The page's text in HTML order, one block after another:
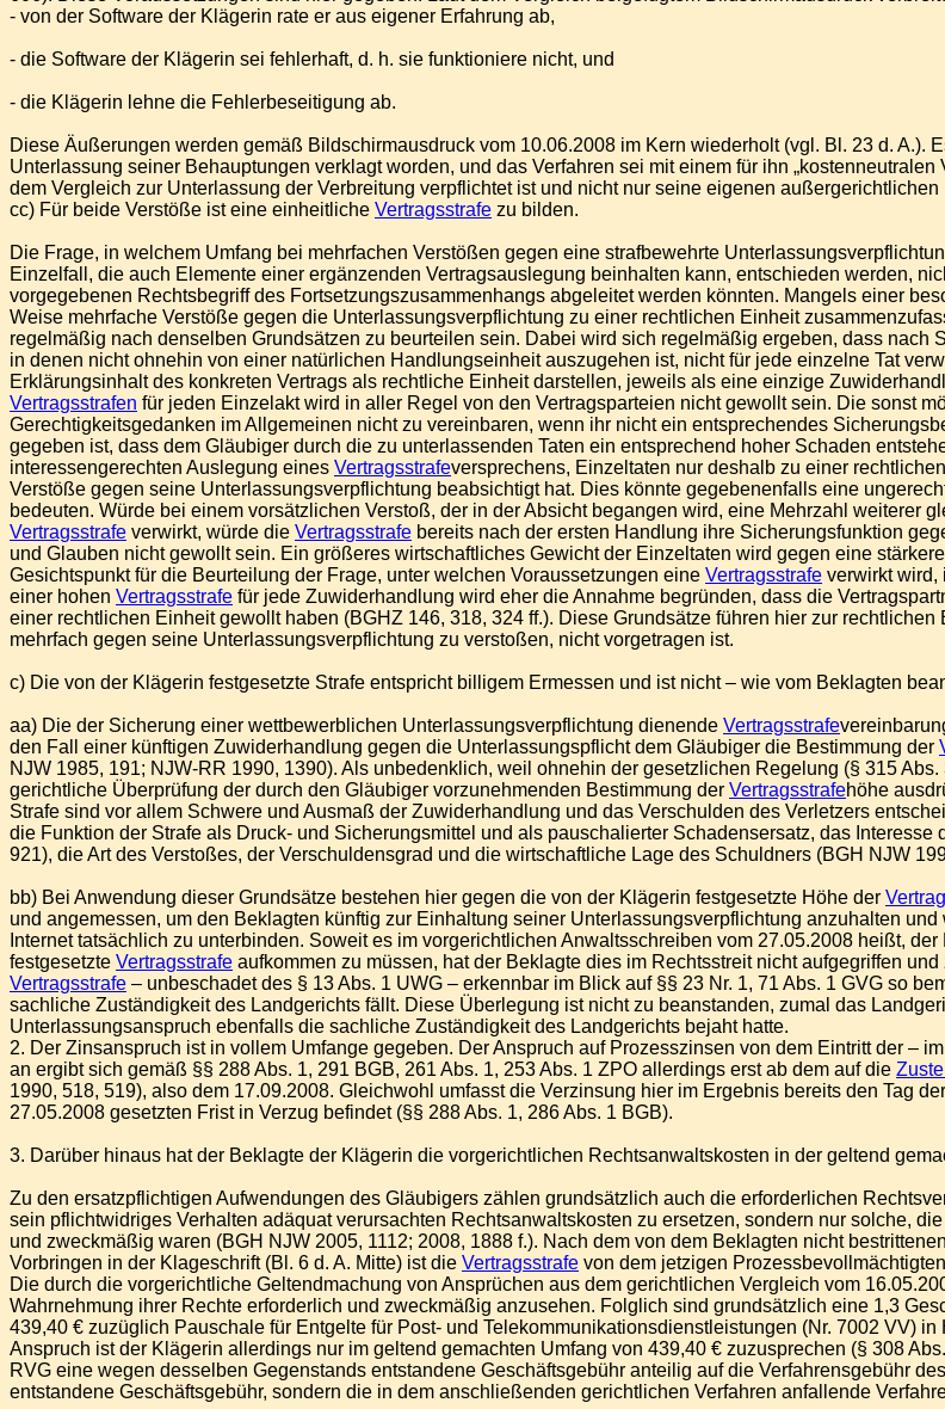
- von der Software der Klägerin rate er aus eigener Erfahrung ab,
- die Software der Klägerin sei fehlerhaft, d. h. sie funktioniere nicht, und
- die Klägerin lehne die Fehlerbeseitigung ab.
Diese Äußerungen werden gemäß Bildschirmausdruck vom 10.06.2008 im Kern wiederholt (vgl. Bl. 23 d. A.).
Unterlassung seiner Behauptungen verklagt worden, und das Verfahren sei mit einem für ihn
dem Vergleich zur Unterlassung der Verbreitung verpflichtet ist und nicht nur seine eigenen
cc) Für beide Verstöße ist eine einheitliche Vertragsstrafe zu bilden.
Die Frage, in welchem Umfang bei mehrfachen Verstößen gegen eine strafbewehrte
Einzelfall, die auch Elemente einer ergänzenden Vertragsauslegung beinhalten kann, entschieden werden,
vorgegebenen Rechtsbegriff des Fortsetzungszusammenhangs abgeleitet werden könnten. Mangels einer
Weise mehrfache Verstöße gegen die Unterlassungsverpflichtung zu einer rechtlichen Einheit
regelmäßig nach denselben Grundsätzen zu beurteilen sein. Dabei wird sich regelmäßig ergeben, dass nach
in denen nicht ohnehin von einer natürlichen Handlungseinheit auszugehen ist, nicht für jede einzelne Tat
Erklärungsinhalt des konkreten Vertrags als rechtliche Einheit darstellen, jeweils als eine einzige
Vertragsstrafen für jeden Einzelakt wird in aller Regel von den Vertragsparteien nicht gewollt sein. Die sonst
Gerechtigkeitsgedanken im Allgemeinen nicht zu vereinbaren, wenn ihr nicht ein entsprechendes
gegeben ist, dass dem Gläubiger durch die zu unterlassenden Taten ein entsprechend hoher Schaden
interessengerechten Auslegung eines Vertragsstrafeversprechens, Einzeltaten nur deshalb zu einer
Verstöße gegen seine Unterlassungsverpflichtung beabsichtigt hat. Dies könnte gegebenenfalls eine
bedeuten. Würde bei einem vorsätzlichen Verstoß, der in der Absicht begangen wird, eine Mehrzahl weiterer
Vertragsstrafe verwirkt, würde die Vertragsstrafe bereits nach der ersten Handlung ihre Sicherungsfunktion
und Glauben nicht gewollt sein. Ein größeres wirtschaftliches Gewicht der Einzeltaten wird gegen eine
Gesichtspunkt für die Beurteilung der Frage, unter welchen Voraussetzungen eine Vertragsstrafe verwirkt wird,
einer hohen Vertragsstrafe für jede Zuwiderhandlung wird eher die Annahme begründen, dass die
einer rechtlichen Einheit gewollt haben (BGHZ 146, 318, 324 ff.). Diese Grundsätze führen hier zur
mehrfach gegen seine Unterlassungsverpflichtung zu verstoßen, nicht vorgetragen ist.
c) Die von der Klägerin festgesetzte Strafe entspricht billigem Ermessen und ist nicht – wie vom Beklagten
aa) Die der Sicherung einer wettbewerblichen Unterlassungsverpflichtung dienende Vertragsstrafe
den Fall einer künftigen Zuwiderhandlung gegen die Unterlassungspflicht dem Gläubiger die Bestimmung der
NJW 1985, 191; NJW-RR 1990, 1390). Als unbedenklich, weil ohnehin der gesetzlichen Regelung (§ 315
gerichtliche Überprüfung der durch den Gläubiger vorzunehmenden Bestimmung der Vertragsstrafehöhe
Strafe sind vor allem Schwere und Ausmaß der Zuwiderhandlung und das Verschulden des Verletzers
die Funktion der Strafe als Druck- und Sicherungsmittel und als pauschalierter Schadensersatz, das
921), die Art des Verstoßes, der Verschuldensgrad und die wirtschaftliche Lage des Schuldners (BGH NJW
bb) Bei Anwendung dieser Grundsätze bestehen hier gegen die von der Klägerin festgesetzte Höhe der
und angemessen, um den Beklagten künftig zur Einhaltung seiner Unterlassungsverpflichtung anzuhalten
Internet tatsächlich zu unterbinden. Soweit es im vorgerichtlichen Anwaltsschreiben vom 27.05.2008 heißt,
festgesetzte Vertragsstrafe aufkommen zu müssen, hat der Beklagte dies im Rechtsstreit nicht aufgegriffen
Vertragsstrafe – unbeschadet des § 13 Abs. 1 UWG – erkennbar im Blick auf §§ 23 Nr. 1, 71 Abs. 1 GVG so
sachliche Zuständigkeit des Landgerichts fällt. Diese Überlegung ist nicht zu beanstanden, zumal das
Unterlassungsanspruch ebenfalls die sachliche Zuständigkeit des Landgerichts bejaht hatte.
2. Der Zinsanspruch ist in vollem Umfange gegeben. Der Anspruch auf Prozesszinsen von dem Eintritt der –
an ergibt sich gemäß §§ 288 Abs. 1, 291 BGB, 261 Abs. 1, 253 Abs. 1 ZPO allerdings erst ab dem auf die
1990, 518, 519), also dem 17.09.2008. Gleichwohl umfasst die Verzinsung hier im Ergebnis bereits den Tag der
27.05.2008 gesetzten Frist in Verzug befindet (§§ 288 Abs. 1, 286 Abs. 1 BGB).
3. Darüber hinaus hat der Beklagte der Klägerin die vorgerichtlichen Rechtsanwaltskosten in der geltend
Zu den ersatzpflichtigen Aufwendungen des Gläubigers zählen grundsätzlich auch die erforderlichen
sein pflichtwidriges Verhalten adäquat verursachten Rechtsanwaltskosten zu ersetzen, sondern nur solche,
und zweckmäßig waren (BGH NJW 2005, 1112; 2008, 1888 f.). Nach dem von dem Beklagten nicht
Vorbringen in der Klageschrift (Bl. 6 d. A. Mitte) ist die Vertragsstrafe von dem jetzigen
Die durch die vorgerichtliche Geltendmachung von Ansprüchen aus dem gerichtlichen Vergleich vom
Wahrnehmung ihrer Rechte erforderlich und zweckmäßig anzusehen. Folglich sind grundsätzlich eine 1,3
439,40 € zuzüglich Pauschale für Entgelte für Post- und Telekommunikationsdienstleistungen (Nr. 7002 VV)
Anspruch ist der Klägerin allerdings nur im geltend gemachten Umfang von 439,40 € zuzusprechen (§ 308
RVG eine wegen desselben Gegenstands entstandene Geschäftsgebühr anteilig auf die Verfahrensgebühr
entstandene Geschäftsgebühr, sondern die in dem anschließenden gerichtlichen Verfahren anfallende